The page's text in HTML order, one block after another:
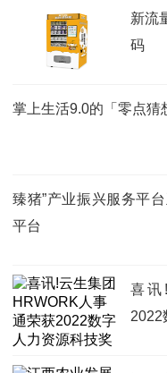
新流
码
掌上生活9.0的「零点猜
臻猪”产业振兴服务平
平台
喜讯
2022